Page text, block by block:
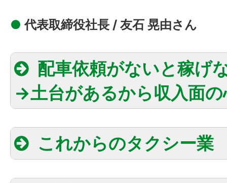
● 代表取締役社長 / 友石 晃由さん
配車依頼がないと稼げ
→土台があるから収入面
これからのタクシー業